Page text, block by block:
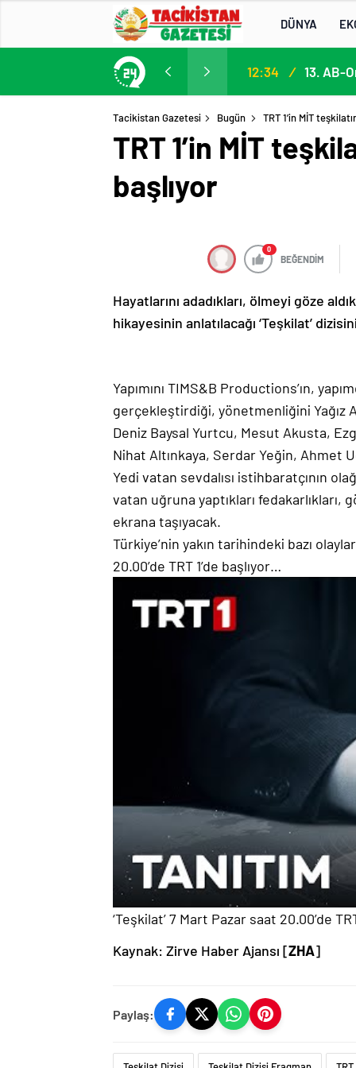
DÜNYA
13. AB-Orta Asya Yüksek Düzeyli Siyasi ve Güvenlik Diyaloğuna Katılım 13:22 /
Tacikistan Gazetesi Bugün TRT 1’in MİT
TRT 1’in MİT
başlıyor
0
BEĞENDİM
Hayatlarını adadıkları, ölmeyi göze
hikayesinin anlatılacağı ‘Teşkilat’
Yapımını TIMS&B Productions’ın,
gerçekleştirdiği, yönetmenliğini Yağız
Deniz Baysal Yurtcu, Mesut Akusta,
Nihat Altınkaya, Serdar Yeğin, Ahmet
Yedi vatan sevdalısı istihbaratçının
vatan uğruna yaptıkları
ekrana taşıyacak.
Türkiye’nin yakın tarihindeki bazı
20.00’de TRT 1’de başlıyor…
‘Teşkilat’ 7 Mart Pazar saat 20.00’de
Kaynak: Zirve Haber Ajansı [ZHA]
Paylaş: